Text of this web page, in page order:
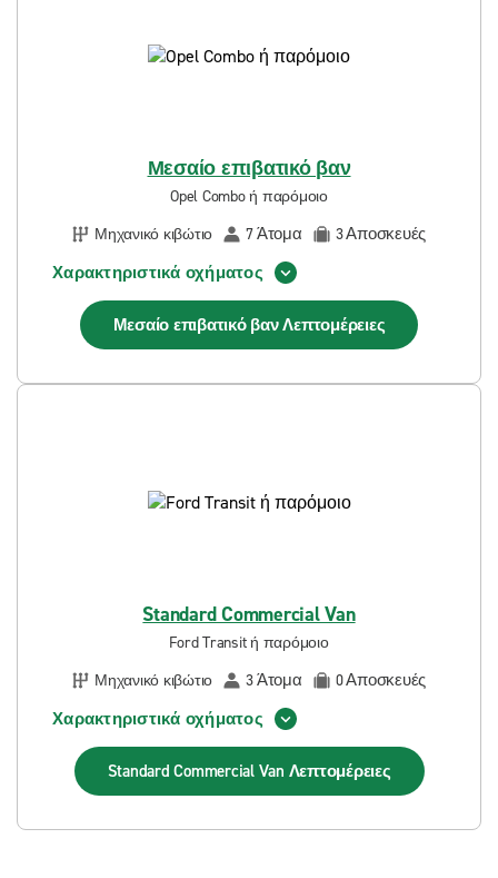
Μεσαίο επιβατικό βαν
Opel Combo ή παρόμοιο
Μηχανικό κιβώτιο
7Άτομα 3Αποσκευές
Χαρακτηριστικά οχήματος
Μεσαίο επιβατικό βανΛεπτομέρειες
Standard Commercial Van
Ford Transit ή παρόμοιο
Μηχανικό κιβώτιο
3Άτομα 0Αποσκευές
Χαρακτηριστικά οχήματος
Standard Commercial Van Λεπτομέρειες